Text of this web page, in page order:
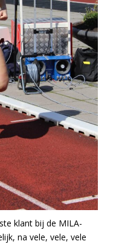
klant bij de MILA-
na vele, vele, vele